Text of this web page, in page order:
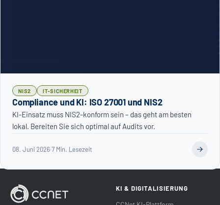
NIS2 IT-SICHERHEIT
Compliance und KI: ISO 27001 und NIS2
KI-Einsatz muss NIS2-konform sein – das geht am besten
lokal. Bereiten Sie sich optimal auf Audits vor.
08. Juni 2026·7 Min. Lesezeit
KI & DIGITALISIERUNG